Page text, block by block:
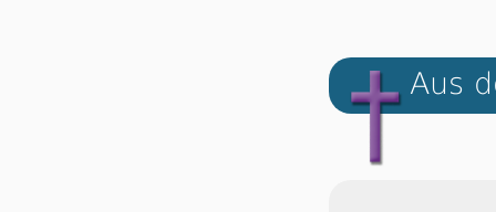
Aus